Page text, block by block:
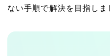
ない手順で解決を目指しま